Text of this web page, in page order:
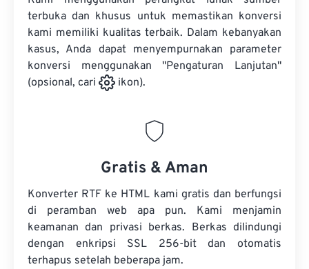
terbuka dan khusus untuk memastikan konversi
kami memiliki kualitas terbaik. Dalam kebanyakan
kasus, Anda dapat menyempurnakan parameter
konversi menggunakan "Pengaturan Lanjutan"
(opsional, cari
ikon).
Gratis & Aman
Konverter RTF ke HTML kami gratis dan berfungsi
di peramban web apa pun. Kami menjamin
keamanan dan privasi berkas. Berkas dilindungi
dengan enkripsi SSL 256-bit dan otomatis
terhapus setelah beberapa jam.